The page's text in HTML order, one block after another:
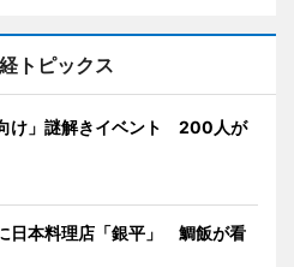
トピックス
け」謎解きイベント 200人が
日本料理店「銀平」 鯛飯が看